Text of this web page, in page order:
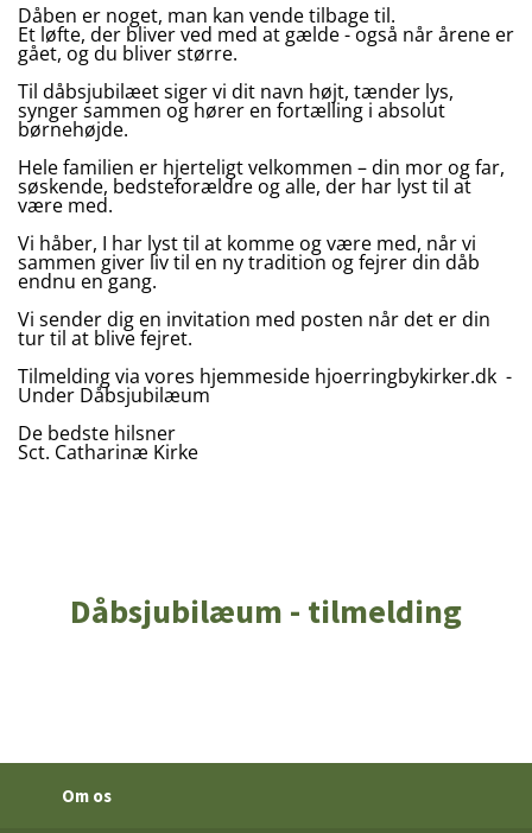
Dåben er noget, man kan vende tilbage til.
Et løfte, der bliver ved med at gælde - også når årene er
gået, og du bliver større.
Til dåbsjubilæet siger vi dit navn højt, tænder lys,
synger sammen og hører en fortælling i absolut
børnehøjde.
Hele familien er hjerteligt velkommen – din mor og far,
søskende, bedsteforældre og alle, der har lyst til at
være med.
Vi håber, I har lyst til at komme og være med, når vi
sammen giver liv til en ny tradition og fejrer din dåb
endnu en gang.
Vi sender dig en invitation med posten når det er din
tur til at blive fejret.
Tilmelding via vores hjemmeside hjoerringbykirker.dk -
Under Dåbsjubilæum
De bedste hilsner
Sct. Catharinæ Kirke
Dåbsjubilæum - tilmelding
Om os